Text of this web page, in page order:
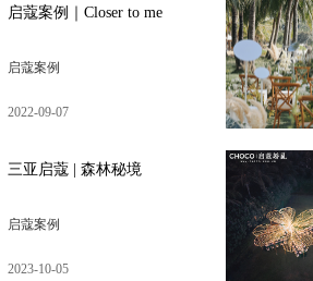
启蔻案例｜Closer to me
启蔻案例
2022-09-07
三亚启蔻 | 森林秘境
启蔻案例
2023-10-05